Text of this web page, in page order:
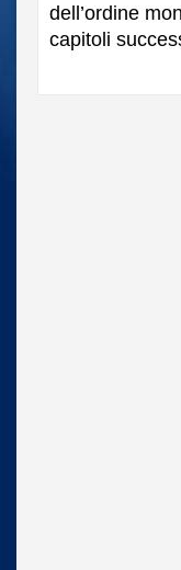
dell’ordine
capitoli